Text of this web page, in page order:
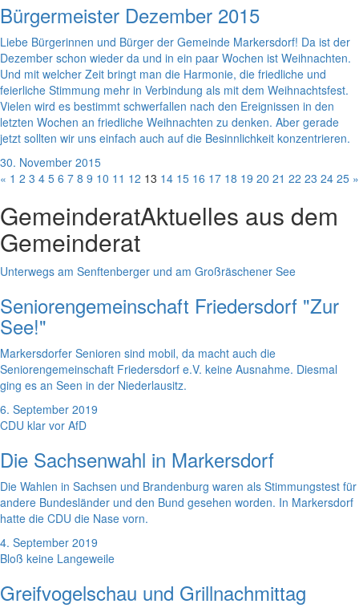
Bürgermeister Dezember 2015
Liebe Bürgerinnen und Bürger der Gemeinde Markersdorf! Da ist der
Dezember schon wieder da und in ein paar Wochen ist Weihnachten.
Und mit welcher Zeit bringt man die Harmonie, die friedliche und
feierliche Stimmung mehr in Verbindung als mit dem Weihnachtsfest.
Vielen wird es bestimmt schwerfallen nach den Ereignissen in den
letzten Wochen an friedliche Weihnachten zu denken. Aber gerade
jetzt sollten wir uns einfach auch auf die Besinnlichkeit konzentrieren.
30. November 2015
« 1 2 3 4 5 6 7 8 9 10 11 12 13 14 15 16 17 18 19 20 21 22 23 24 25 »
GemeinderatAktuelles aus dem
Gemeinderat
Unterwegs am Senftenberger und am Großräschener See
Seniorengemeinschaft Friedersdorf "Zur
See!"
Markersdorfer Senioren sind mobil, da macht auch die
Seniorengemeinschaft Friedersdorf e.V. keine Ausnahme. Diesmal
ging es an Seen in der Niederlausitz.
6. September 2019
CDU klar vor AfD
Die Sachsenwahl in Markersdorf
Die Wahlen in Sachsen und Brandenburg waren als Stimmungstest für
andere Bundesländer und den Bund gesehen worden. In Markersdorf
hatte die CDU die Nase vorn.
4. September 2019
Bloß keine Langeweile
Greifvogelschau und Grillnachmittag